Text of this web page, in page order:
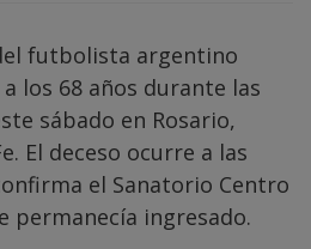
futbolista argentino
los 68 años durante las
sábado en Rosario,
El deceso ocurre a las
el Sanatorio Centro
permanecía ingresado.